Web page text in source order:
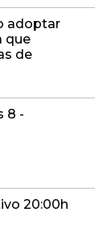
adoptar
que
de
8 -
20:00h